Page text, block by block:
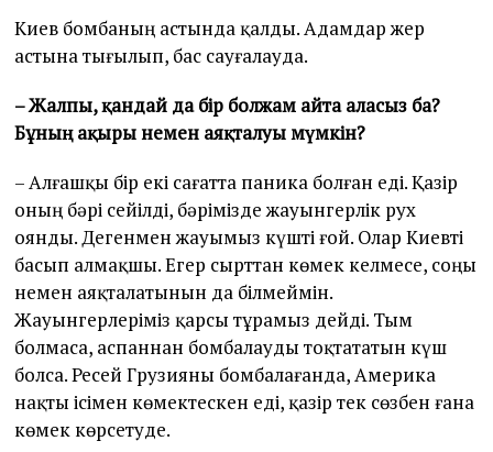
Киев бомбаның астында қалды. Адамдар жер
астына тығылып, бас сауғалауда.
– Жалпы, қандай да бір болжам айта аласыз ба?
Бұның ақыры немен аяқталуы мүмкін?
– Алғашқы бір екі сағатта паника болған еді. Қазір
оның бәрі сейілді, бәрімізде жауынгерлік рух
оянды. Дегенмен жауымыз күшті ғой. Олар Киевті
басып алмақшы. Егер сырттан көмек келмесе, соңы
немен аяқталатынын да білмеймін.
Жауынгерлеріміз қарсы тұрамыз дейді. Тым
болмаса, аспаннан бомбалауды тоқтататын күш
болса. Ресей Грузияны бомбалағанда, Америка
нақты ісімен көмектескен еді, қазір тек сөзбен ғана
көмек көрсетуде.